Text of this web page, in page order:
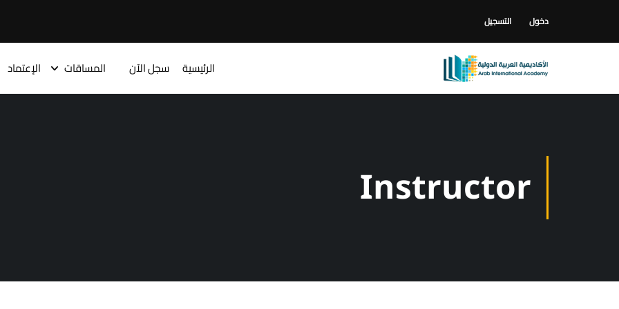
دخول التسجيل
الرئيسية سجل الآن المساقات الإعتماد
Instructor